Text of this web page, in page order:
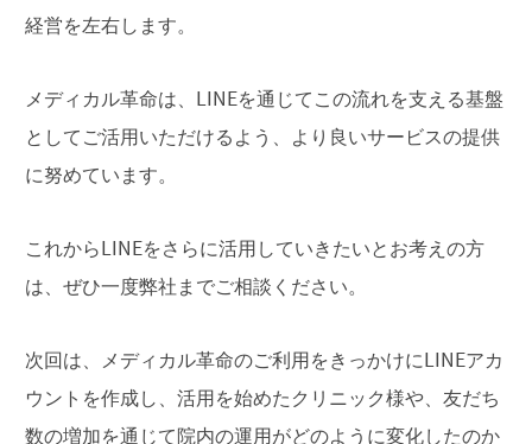
経営を左右します。
メディカル革命は、LINEを通じてこの流れを支える基盤
としてご活用いただけるよう、より良いサービスの提供
に努めています。
これからLINEをさらに活用していきたいとお考えの方
は、ぜひ一度弊社までご相談ください。
次回は、メディカル革命のご利用をきっかけにLINEアカ
ウントを作成し、活用を始めたクリニック様や、友だち
数の増加を通じて院内の運用がどのように変化したのか